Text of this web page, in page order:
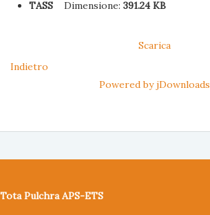
TASSDimensione:391.24 KB
Scarica
Indietro
Powered by jDownloads
Tota Pulchra APS-ETS